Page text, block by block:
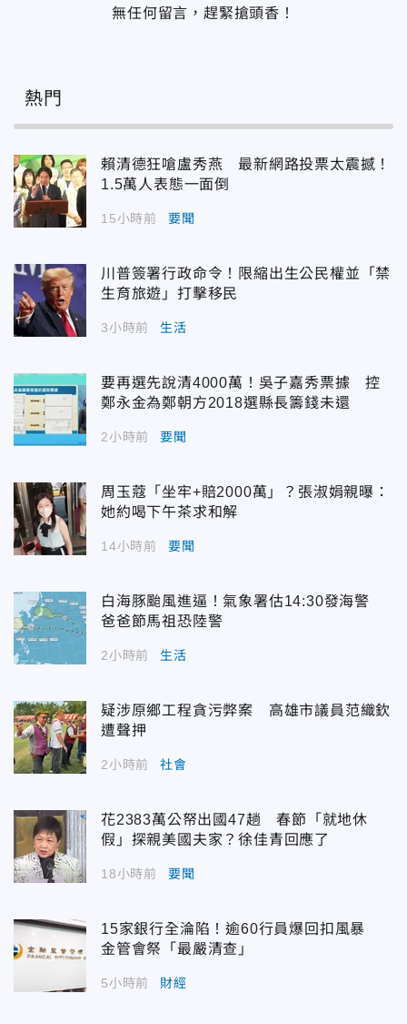
無任何留言，趕緊搶頭香！
熱門
賴清德狂嗆盧秀燕 最新網路投票太震撼！
1.5萬人表態一面倒
15小時前 要聞
川普簽署行政命令！限縮出生公民權並「禁
生育旅遊」打擊移民
3小時前 生活
要再選先說清4000萬！吳子嘉秀票據 控
鄭永金為鄭朝方2018選縣長籌錢未還
2小時前 要聞
周玉蔻「坐牢+賠2000萬」？張淑娟親曝：
她約喝下午茶求和解
14小時前 要聞
白海豚颱風進逼！氣象署估14:30發海警
爸爸節馬祖恐陸警
2小時前 生活
疑涉原鄉工程貪污弊案 高雄市議員范織欽
遭聲押
2小時前 社會
花2383萬公帑出國47趟 春節「就地休
假」探親美國夫家？徐佳青回應了
18小時前 要聞
15家銀行全淪陷！逾60行員爆回扣風暴
金管會祭「最嚴清查」
5小時前 財經